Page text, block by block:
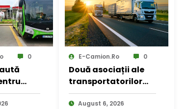
0
public
E-Camion.ro 0
Două asociații ale
transportatorilor
cer transformarea
schemei de
August 6, 2026